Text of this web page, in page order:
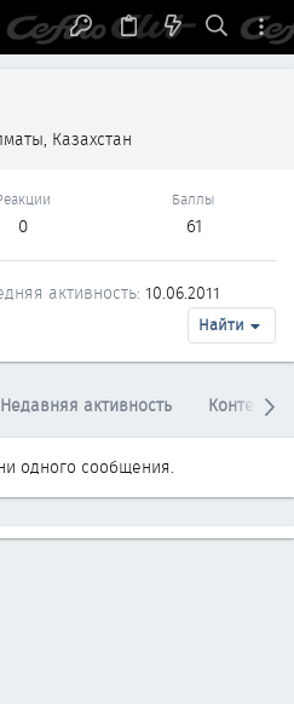
Казахстан
0
Баллы
61
активность 10.06.2011
Найти
Недавняя активность Контент
одного сообщения.